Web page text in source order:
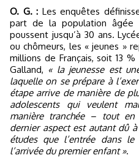
O. G. : Les enquêtes
part de la population âgée
poussent jusqu’à 30 ans.
ou chômeurs, les « jeu­nes »
millions de Français, soit 13
Galland, « la jeunesse est
laquelle on se prépare à
étape arrive de manière de
adolescents qui veulent
manière tranchée – tout en
dernier aspect est autant dû
études que l’entrée dans
l’arrivée du premier enfant ».